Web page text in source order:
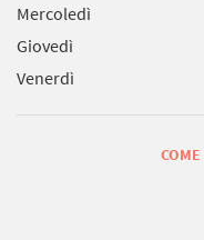
Mercoledì
Giovedì
Venerdì